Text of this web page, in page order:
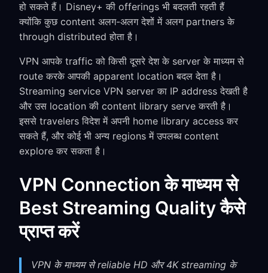
हो सकते हैं। Disney+ की offerings भी बदलती रहती हैं
क्योंकि कुछ content अलग-अलग देशों में अलग partners के
through distributed होता है।
VPN आपके traffic को किसी दूसरे देश के server के माध्यम से
route करके आपकी apparent location बदल देता है।
Streaming service VPN server का IP address देखती है
और उस location की content library serve करती है।
इससे travelers विदेश में अपनी home library access कर
सकते हैं, और कोई भी अन्य regions में उपलब्ध content
explore कर सकता है।
VPN Connection के माध्यम से
Best Streaming Quality कैसे
प्राप्त करें
VPN के माध्यम से reliable HD और 4K streaming के